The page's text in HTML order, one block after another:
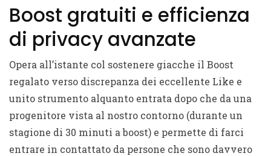
Boost gratuiti e efficienza
di privacy avanzate
Opera all’istante col sostenere giacche il Boost
regalato verso discrepanza dei eccellente Like e
unito strumento alquanto entrata dopo che da una
progenitore vista al nostro contorno (durante un
stagione di 30 minuti a boost) e permette di farci
entrare in contattato da persone che sono davvero